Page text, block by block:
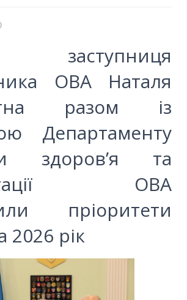
заступниця
ОВА Наталя
разом із
Департаменту
здоров’я та
ОВА
пріоритети
2026 рік